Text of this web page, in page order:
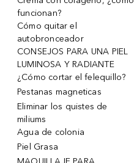
funcionan?
Cómo quitar el
autobronceador
CONSEJOS PARA UNA PIEL
LUMINOSA Y RADIANTE
¿Cómo cortar el felequillo?
Pestanas magneticas
Eliminar los quistes de
miliums
Agua de colonia
Piel Grasa